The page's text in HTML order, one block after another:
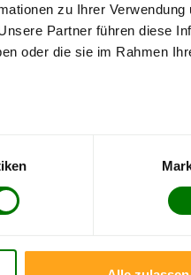
zu Ihrer Verwendung
Partner führen diese
oder die sie im Rahmen